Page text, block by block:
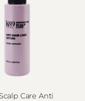
Care Anti